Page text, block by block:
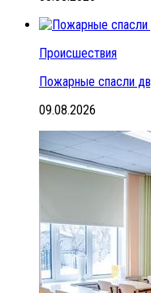
Происшествия
Пожарные спасли
09.08.2026